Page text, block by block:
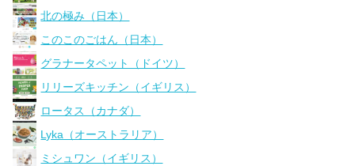
北の極み（日本）
このこのごはん（日本）
グラナータペット（ドイツ）
リリーズキッチン（イギリス）
ロータス（カナダ）
Lyka（オーストラリア）
ミシュワン（イギリス）